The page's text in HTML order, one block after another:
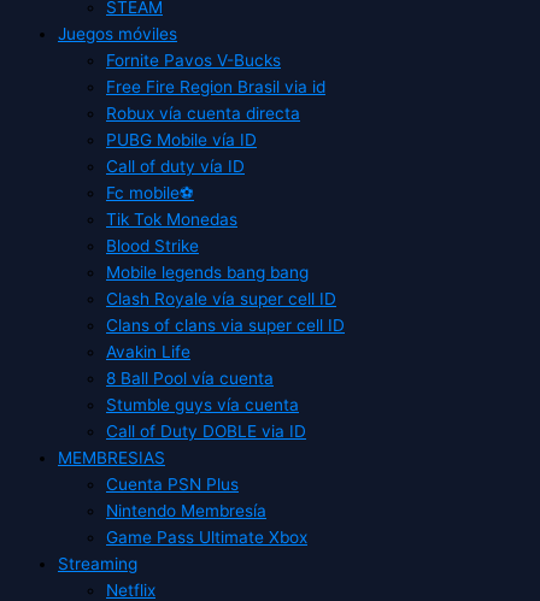
STEAM
Juegos móviles
Fornite Pavos V-Bucks
Free Fire Region Brasil via id
Robux vía cuenta directa
PUBG Mobile vía ID
Call of duty vía ID
Fc mobile⚽
Tik Tok Monedas
Blood Strike
Mobile legends bang bang
Clash Royale vía super cell ID
Clans of clans via super cell ID
Avakin Life
8 Ball Pool vía cuenta
Stumble guys vía cuenta
Call of Duty DOBLE via ID
MEMBRESIAS
Cuenta PSN Plus
Nintendo Membresía
Game Pass Ultimate Xbox
Streaming
Netflix